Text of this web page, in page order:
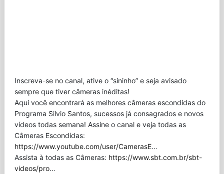
Inscreva-se no canal, ative o “sininho” e seja avisado
sempre que tiver câmeras inéditas!
Aqui você encontrará as melhores câmeras escondidas do
Programa Silvio Santos, sucessos já consagrados e novos
vídeos todas semana! Assine o canal e veja todas as
Câmeras Escondidas:
https://www.youtube.com/user/CamerasE…
Assista à todas as Câmeras: https://www.sbt.com.br/sbt-
videos/pro…